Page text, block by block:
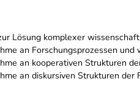
Lösung komplexer
an Forschungsprozessen
an kooperativen Strukturen
an diskursiven Strukturen